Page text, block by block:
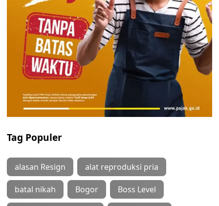
Tag Populer
alasan Resign alat reproduksi pria
batal nikah Bogor Boss Level